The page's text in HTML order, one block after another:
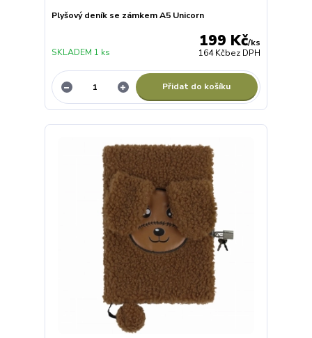
Plyšový deník se zámkem A5 Unicorn
199 Kč/ks
164 Kčbez DPH
SKLADEM 1 ks
Přidat do košíku